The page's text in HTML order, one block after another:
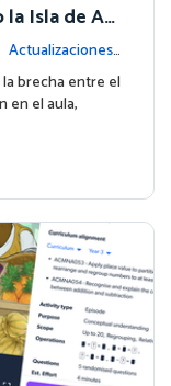
Isla de Av
en el
Actualizaciones
brecha entre el
en el aula,